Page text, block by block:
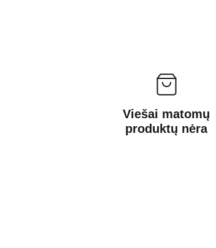
Viešai matomų
produktų nėra